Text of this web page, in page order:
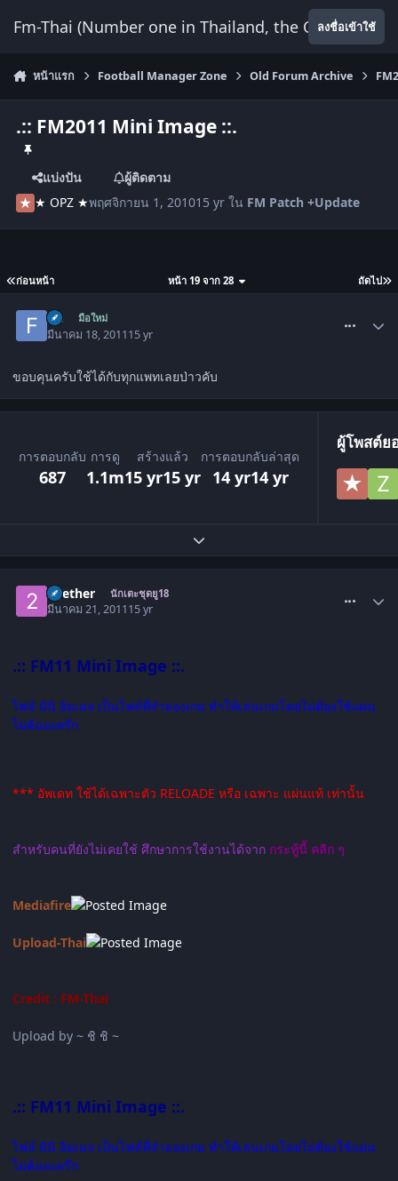
Fm-Thai (Number one in Thailand, the Onlyลงชื่อเข้าใช้
หน้าแรก Football Manager Zone Old Forum Archive
.:: FM2011 Mini Image ::.
แบ่งปัน
ผู้ติดตาม
★ OPZ ★พฤศจิกายน 1, 201015 yr ใน FM Patch +Update
ก่อนหน้า ถัดไป
หน้า 19 จาก 28
ffc มือใหม่
มีนาคม 18, 201115 yr
ขอบคุนครับใช้ได้กับทุกแพทเลยป่าวคับ
การตอบกลับ
687
การดู
1.1m
สร้างแล้ว
15 yr15 yr
การตอบกลับล่าสุด
14 yr14 yr
ผู้โพสต์ย
ขยายภาพรวมหัวข้อ
2gether นักเตะชุดยู18
มีนาคม 21, 201115 yr
.:: FM11 Mini Image ::.
ไฟล์ มินิ อิมเมจ เป็นไฟล์ที่จำลองเกม ทำให้เล่นเกมโดยไม่ต้องใช้แผ่น
ไม่ต้องแคร๊ก
*** อัพเดท ใช้ได้เฉพาะตัว RELOADE หรือ เฉพาะ แผ่นแท้ เท่านั้น
สำหรับคนที่ยังไม่เคยใช้ ศึกษาการใช้งานได้จาก กระทู้นี้ คลิก ๆ
Mediafire
Upload-Thai
Credit : FM-Thai
Upload by ~ ชิ ชิ ~
.:: FM11 Mini Image ::.
ไฟล์ มินิ อิมเมจ เป็นไฟล์ที่จำลองเกม ทำให้เล่นเกมโดยไม่ต้องใช้แผ่น
ไม่ต้องแคร๊ก